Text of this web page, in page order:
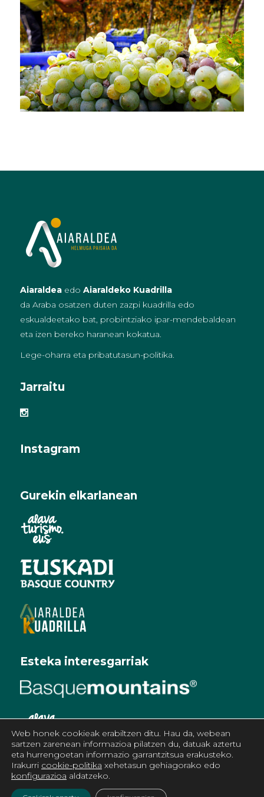
Txakolinetara bisitak
Aiaraldeaedo Aiaraldeko Kuadrilla
da Araba osatzen duten zazpi kuadrilla edo
eskualdeetako bat, probintziako ipar-mendebaldean
eta izen bereko haranean kokatua.
Lege-oharra eta pribatutasun-politika.
Jarraitu
Instagram
Gurekin elkarlanean
Esteka interesgarriak
Web honek cookieak erabiltzen ditu. Hau da, webean
sartzen zarenean informazioa pilatzen du, datuak aztertu
eta hurrengoetan informazio garrantzitsua erakusteko.
Irakurri cookie-politika xehetasun gehiagorako edo
konfigurazioa aldatzeko.